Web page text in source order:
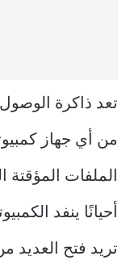
من أي جهاز
الملفات المؤقتة
أحيانًا ينفد
تريد فتح العديد